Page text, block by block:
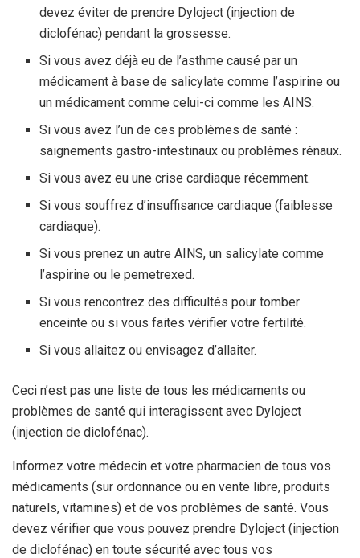
devez éviter de prendre Dyloject (injection de
diclofénac) pendant la grossesse.
Si vous avez déjà eu de l’asthme causé par un
médicament à base de salicylate comme l’aspirine ou
un médicament comme celui-ci comme les AINS.
Si vous avez l’un de ces problèmes de santé :
saignements gastro-intestinaux ou problèmes rénaux.
Si vous avez eu une crise cardiaque récemment.
Si vous souffrez d’insuffisance cardiaque (faiblesse
cardiaque).
Si vous prenez un autre AINS, un salicylate comme
l’aspirine ou le pemetrexed.
Si vous rencontrez des difficultés pour tomber
enceinte ou si vous faites vérifier votre fertilité.
Si vous allaitez ou envisagez d’allaiter.
Ceci n’est pas une liste de tous les médicaments ou
problèmes de santé qui interagissent avec Dyloject
(injection de diclofénac).
Informez votre médecin et votre pharmacien de tous vos
médicaments (sur ordonnance ou en vente libre, produits
naturels, vitamines) et de vos problèmes de santé. Vous
devez vérifier que vous pouvez prendre Dyloject (injection
de diclofénac) en toute sécurité avec tous vos